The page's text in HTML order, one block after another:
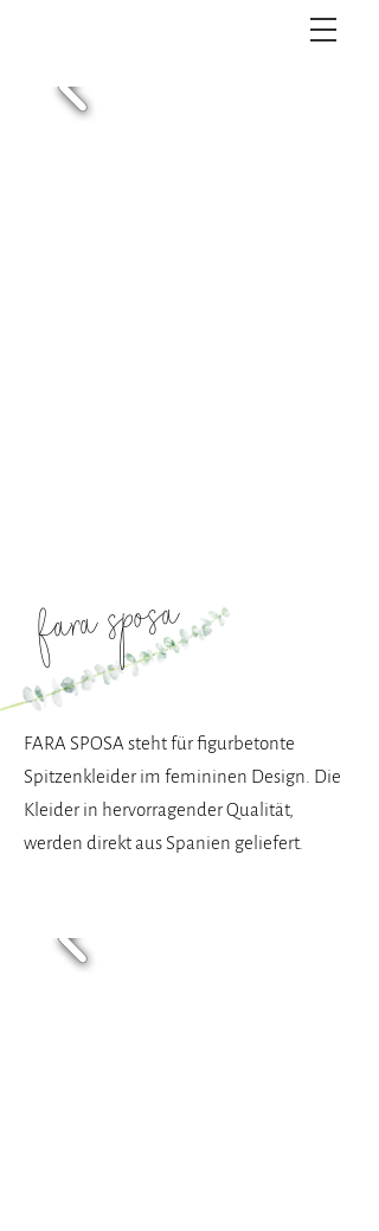
fara sposa
FARA SPOSA steht für figurbetonte
Spitzenkleider im femininen Design. Die
Kleider in hervorragender Qualität,
werden direkt aus Spanien geliefert.